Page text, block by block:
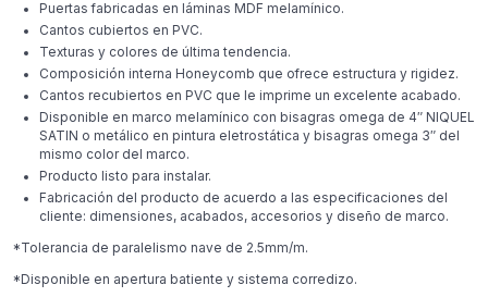
Puertas fabricadas en láminas MDF melamínico.
Cantos cubiertos en PVC.
Texturas y colores de última tendencia.
Composición interna Honeycomb que ofrece estructura y rigidez.
Cantos recubiertos en PVC que le imprime un excelente acabado.
Disponible en marco melamínico con bisagras omega de 4″ NIQUEL
SATIN o metálico en pintura eletrostática y bisagras omega 3″ del
mismo color del marco.
Producto listo para instalar.
Fabricación del producto de acuerdo a las especificaciones del
cliente: dimensiones, acabados, accesorios y diseño de marco.
*Tolerancia de paralelismo nave de 2.5mm/m.
*Disponible en apertura batiente y sistema corredizo.